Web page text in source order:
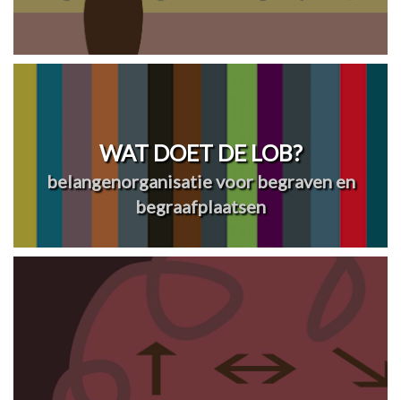
WAT DOET DE LOB?
belangenorganisatie voor begraven en
begraafplaatsen